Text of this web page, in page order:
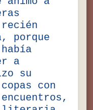
recién
porque
a
su
con